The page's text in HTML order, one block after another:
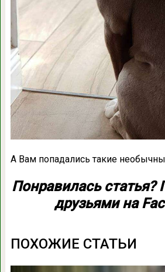
А Вам попадались такие
Понравилась статья?
друзьями на
ПОХОЖИЕ СТАТЬИ